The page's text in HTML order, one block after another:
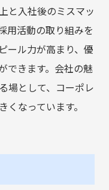
と入社後のミスマッ
用活動の取り組みを
ール力が高まり、優
できます。会社の魅
場として、コーポレ
なっています。